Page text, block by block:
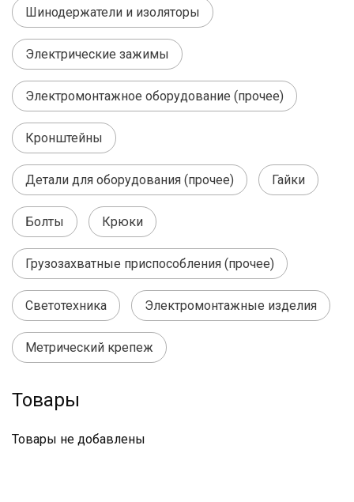
Шинодержатели и изоляторы
Электрические зажимы
Электромонтажное оборудование (прочее)
Кронштейны
Детали для оборудования (прочее) Гайки
Болты Крюки
Грузозахватные приспособления (прочее)
Светотехника Электромонтажные изделия
Метрический крепеж
Товары
Товары не добавлены